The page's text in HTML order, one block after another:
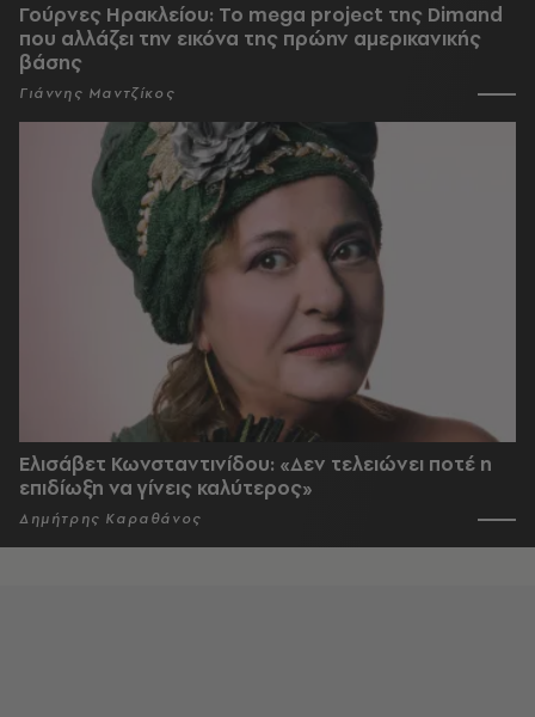
Γούρνες Ηρακλείου: To mega project της Dimand
που αλλάζει την εικόνα της πρώην αμερικανικής
βάσης
Γιάννης Μαντζίκος
Ελισάβετ Κωνσταντινίδου: «Δεν τελειώνει ποτέ η
επιδίωξη να γίνεις καλύτερος»
Δημήτρης Καραθάνος